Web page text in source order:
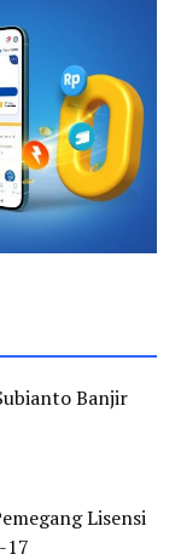
Banjir
Lisensi
17